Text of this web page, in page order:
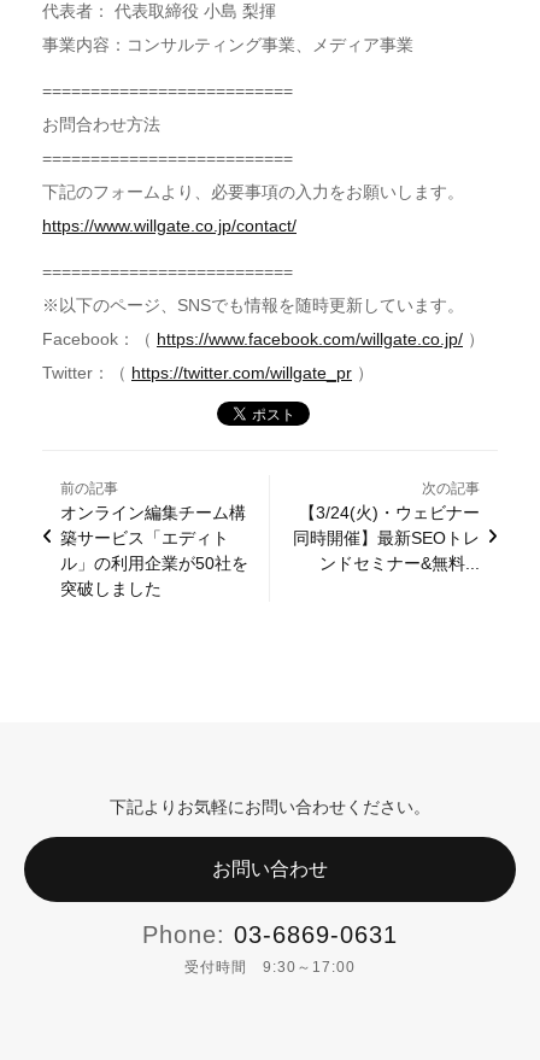
代表者： 代表取締役 小島 梨揮
事業内容：コンサルティング事業、メディア事業
==========================
お問合わせ方法
==========================
下記のフォームより、必要事項の入力をお願いします。
https://www.willgate.co.jp/contact/
==========================
※以下のページ、SNSでも情報を随時更新しています。
Facebook：（ https://www.facebook.com/willgate.co.jp/ ）
Twitter：（ https://twitter.com/willgate_pr ）
前の記事
オンライン編集チーム構
築サービス「エディト
ル」の利用企業が50社を
突破しました
次の記事
【3/24(火)・ウェビナー
同時開催】最新SEOトレ
ンドセミナー&無料...
下記よりお気軽にお問い合わせください。
お問い合わせ
Phone: 03-6869-0631
受付時間 9:30～17:00